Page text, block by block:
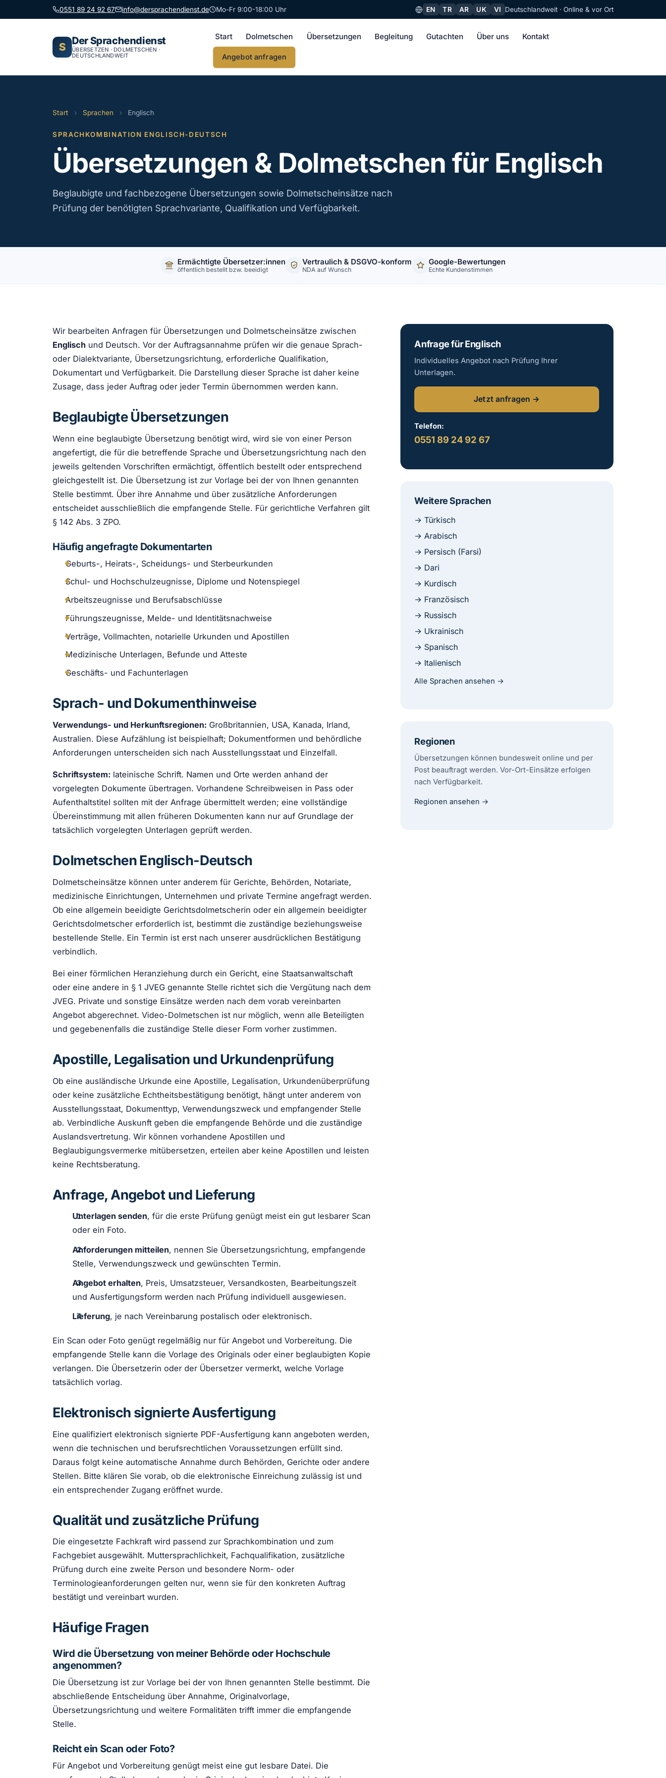
0551 89 24 92 67 info@dersprachendienst.de Mo-Fr 9:00-18:00 Uhr EN TR AR UK VI Deutschlandweit · Online & vor Ort
S Der Sprachendienst
ÜBERSETZEN · DOLMETSCHEN ·
DEUTSCHLANDWEIT
Start Dolmetschen Übersetzungen Begleitung Gutachten Über uns Kontakt
Angebot anfragen
Start › Sprachen › Englisch
SPRACHKOMBINATION ENGLISCH-DEUTSCH
Übersetzungen & Dolmetschen für Englisch
Beglaubigte und fachbezogene Übersetzungen sowie Dolmetscheinsätze nach
Prüfung der benötigten Sprachvariante, Qualifikation und Verfügbarkeit.
Ermächtigte Übersetzer:innen
öffentlich bestellt bzw. beeidigt
Vertraulich & DSGVO-konform
NDA auf Wunsch
Google-Bewertungen
Echte Kundenstimmen
Wir bearbeiten Anfragen für Übersetzungen und Dolmetscheinsätze zwischen
Englisch und Deutsch. Vor der Auftragsannahme prüfen wir die genaue Sprach-
oder Dialektvariante, Übersetzungsrichtung, erforderliche Qualifikation,
Dokumentart und Verfügbarkeit. Die Darstellung dieser Sprache ist daher keine
Zusage, dass jeder Auftrag oder jeder Termin übernommen werden kann.
Beglaubigte Übersetzungen
Wenn eine beglaubigte Übersetzung benötigt wird, wird sie von einer Person
angefertigt, die für die betreffende Sprache und Übersetzungsrichtung nach den
jeweils geltenden Vorschriften ermächtigt, öffentlich bestellt oder entsprechend
gleichgestellt ist. Die Übersetzung ist zur Vorlage bei der von Ihnen genannten
Stelle bestimmt. Über ihre Annahme und über zusätzliche Anforderungen
entscheidet ausschließlich die empfangende Stelle. Für gerichtliche Verfahren gilt
§ 142 Abs. 3 ZPO.
Häufig angefragte Dokumentarten
Geburts-, Heirats-, Scheidungs- und Sterbeurkunden
Schul- und Hochschulzeugnisse, Diplome und Notenspiegel
Arbeitszeugnisse und Berufsabschlüsse
Führungszeugnisse, Melde- und Identitätsnachweise
Verträge, Vollmachten, notarielle Urkunden und Apostillen
Medizinische Unterlagen, Befunde und Atteste
Geschäfts- und Fachunterlagen
Sprach- und Dokumenthinweise
Verwendungs- und Herkunftsregionen: Großbritannien, USA, Kanada, Irland,
Australien. Diese Aufzählung ist beispielhaft; Dokumentformen und behördliche
Anforderungen unterscheiden sich nach Ausstellungsstaat und Einzelfall.
Schriftsystem: lateinische Schrift. Namen und Orte werden anhand der
vorgelegten Dokumente übertragen. Vorhandene Schreibweisen in Pass oder
Aufenthaltstitel sollten mit der Anfrage übermittelt werden; eine vollständige
Übereinstimmung mit allen früheren Dokumenten kann nur auf Grundlage der
tatsächlich vorgelegten Unterlagen geprüft werden.
Dolmetschen Englisch-Deutsch
Dolmetscheinsätze können unter anderem für Gerichte, Behörden, Notariate,
medizinische Einrichtungen, Unternehmen und private Termine angefragt werden.
Ob eine allgemein beeidigte Gerichtsdolmetscherin oder ein allgemein beeidigter
Gerichtsdolmetscher erforderlich ist, bestimmt die zuständige beziehungsweise
bestellende Stelle. Ein Termin ist erst nach unserer ausdrücklichen Bestätigung
verbindlich.
Bei einer förmlichen Heranziehung durch ein Gericht, eine Staatsanwaltschaft
oder eine andere in § 1 JVEG genannte Stelle richtet sich die Vergütung nach dem
JVEG. Private und sonstige Einsätze werden nach dem vorab vereinbarten
Angebot abgerechnet. Video-Dolmetschen ist nur möglich, wenn alle Beteiligten
und gegebenenfalls die zuständige Stelle dieser Form vorher zustimmen.
Apostille, Legalisation und Urkundenprüfung
Ob eine ausländische Urkunde eine Apostille, Legalisation, Urkundenüberprüfung
oder keine zusätzliche Echtheitsbestätigung benötigt, hängt unter anderem von
Ausstellungsstaat, Dokumenttyp, Verwendungszweck und empfangender Stelle
ab. Verbindliche Auskunft geben die empfangende Behörde und die zuständige
Auslandsvertretung. Wir können vorhandene Apostillen und
Beglaubigungsvermerke mitübersetzen, erteilen aber keine Apostillen und leisten
keine Rechtsberatung.
Anfrage, Angebot und Lieferung
Unterlagen senden, für die erste Prüfung genügt meist ein gut lesbarer Scan
oder ein Foto.
Anforderungen mitteilen, nennen Sie Übersetzungsrichtung, empfangende
Stelle, Verwendungszweck und gewünschten Termin.
Angebot erhalten, Preis, Umsatzsteuer, Versandkosten, Bearbeitungszeit
und Ausfertigungsform werden nach Prüfung individuell ausgewiesen.
Lieferung, je nach Vereinbarung postalisch oder elektronisch.
Ein Scan oder Foto genügt regelmäßig nur für Angebot und Vorbereitung. Die
empfangende Stelle kann die Vorlage des Originals oder einer beglaubigten Kopie
verlangen. Die Übersetzerin oder der Übersetzer vermerkt, welche Vorlage
tatsächlich vorlag.
Elektronisch signierte Ausfertigung
Eine qualifiziert elektronisch signierte PDF-Ausfertigung kann angeboten werden,
wenn die technischen und berufsrechtlichen Voraussetzungen erfüllt sind.
Daraus folgt keine automatische Annahme durch Behörden, Gerichte oder andere
Stellen. Bitte klären Sie vorab, ob die elektronische Einreichung zulässig ist und
ein entsprechender Zugang eröffnet wurde.
Qualität und zusätzliche Prüfung
Die eingesetzte Fachkraft wird passend zur Sprachkombination und zum
Fachgebiet ausgewählt. Muttersprachlichkeit, Fachqualifikation, zusätzliche
Prüfung durch eine zweite Person und besondere Norm- oder
Terminologieanforderungen gelten nur, wenn sie für den konkreten Auftrag
bestätigt und vereinbart wurden.
Häufige Fragen
Wird die Übersetzung von meiner Behörde oder Hochschule
angenommen?
Die Übersetzung ist zur Vorlage bei der von Ihnen genannten Stelle bestimmt. Die
abschließende Entscheidung über Annahme, Originalvorlage,
Übersetzungsrichtung und weitere Formalitäten trifft immer die empfangende
Stelle.
Reicht ein Scan oder Foto?
Für Angebot und Vorbereitung genügt meist eine gut lesbare Datei. Die
Anfrage für Englisch
Individuelles Angebot nach Prüfung Ihrer
Unterlagen.
Jetzt anfragen →
Telefon:
0551 89 24 92 67
Weitere Sprachen
→ Türkisch
→ Arabisch
→ Persisch (Farsi)
→ Dari
→ Kurdisch
→ Französisch
→ Russisch
→ Ukrainisch
→ Spanisch
→ Italienisch
Alle Sprachen ansehen →
Regionen
Übersetzungen können bundesweit online und per
Post beauftragt werden. Vor-Ort-Einsätze erfolgen
nach Verfügbarkeit.
Regionen ansehen →